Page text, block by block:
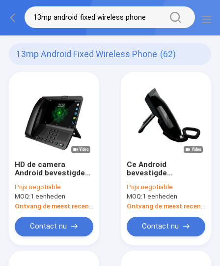
13mp Android Fixed Wireless Phone (62)
HD de camera
Android bevestigde
installeert de Vraag
van Apps VOLTE
Prijs:negotiable
MOQ:1 eenheden
Contact nu
Ce Android
bevestigde
de Vaste Draadloze
Telefoon van 4G LTE
met WIFI-Hotspot
Prijs:negotiable
MOQ:1 eenheden
Contact nu